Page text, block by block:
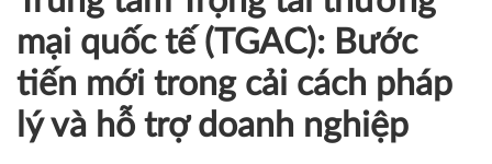
mại quốc tế (TGAC): Bước
tiến mới trong cải cách pháp
lý và hỗ trợ doanh nghiệp